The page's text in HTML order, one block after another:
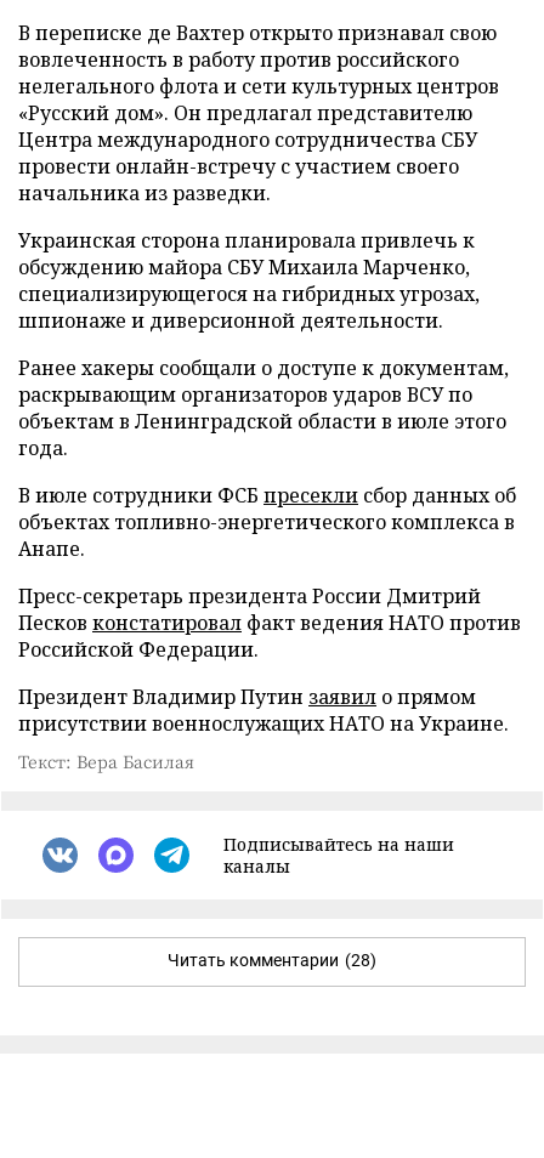
В переписке де Вахтер открыто признавал свою
вовлеченность в работу против российского
нелегального флота и сети культурных центров
«Русский дом». Он предлагал представителю
Центра международного сотрудничества СБУ
провести онлайн-встречу с участием своего
начальника из разведки.
Украинская сторона планировала привлечь к
обсуждению майора СБУ Михаила Марченко,
специализирующегося на гибридных угрозах,
шпионаже и диверсионной деятельности.
Ранее хакеры сообщали о доступе к документам,
раскрывающим организаторов ударов ВСУ по
объектам в Ленинградской области в июле этого
года.
В июле сотрудники ФСБ пресекли сбор данных об
объектах топливно-энергетического комплекса в
Анапе.
Пресс-секретарь президента России Дмитрий
Песков констатировал факт ведения НАТО против
Российской Федерации.
Президент Владимир Путин заявил о прямом
присутствии военнослужащих НАТО на Украине.
Текст: Вера Басилая
Подписывайтесь на наши
каналы
Читать комментарии (28)